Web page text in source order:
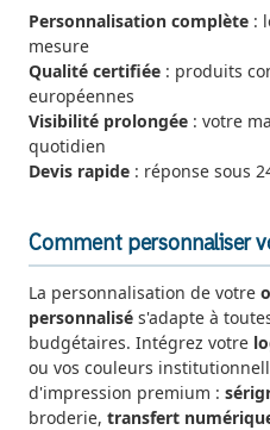
Personnalisation complète :
mesure
Qualité certifiée : produits
européennes
Visibilité prolongée : votre
quotidien
Devis rapide : réponse sous
Comment personnaliser
La personnalisation de votre
personnalisé s'adapte à
budgétaires. Intégrez votre
ou vos couleurs
d'impression premium :
broderie, transfert